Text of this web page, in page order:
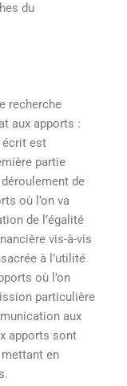
du
recherche
aux apports :
écrit est
partie
de
où l’on va
de l’égalité
vis-à-vis
à l’utilité
où l’on
particulière
aux
apports sont
en